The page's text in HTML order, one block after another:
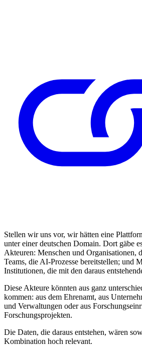
Stellen wir uns vor, wir hätten eine
unter einer deutschen Domain. Dort gäbe
Akteuren: Menschen und Organisationen,
Teams, die AI-Prozesse bereitstellen; und
Institutionen, die mit den daraus
Diese Akteure könnten aus ganz
kommen: aus dem Ehrenamt, aus
und Verwaltungen oder aus
Forschungsprojekten.
Die Daten, die daraus entstehen, wären
Kombination hoch relevant.